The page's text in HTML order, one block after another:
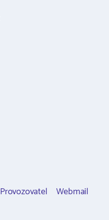
Provozovatel Webmail